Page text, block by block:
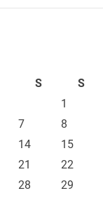
S
S
1
7
8
14
15
21
22
28
29